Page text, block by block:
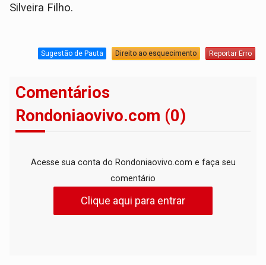
Silveira Filho.
Sugestão de Pauta Direito ao esquecimento Reportar Erro
Comentários
Rondoniaovivo.com (0)
Acesse sua conta do Rondoniaovivo.com e faça seu
comentário
Clique aqui para entrar